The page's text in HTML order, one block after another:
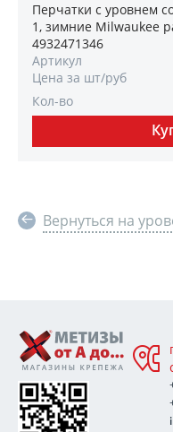
Перчатки с уровнем
1, зимние Milwaukee
4932471346
Артикул
Цена за шт/руб
Кол-во
Вернуться на